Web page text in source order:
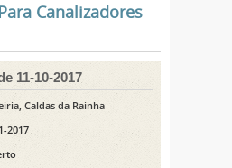
Canalizadores
11-10-2017
Caldas da Rainha
2017